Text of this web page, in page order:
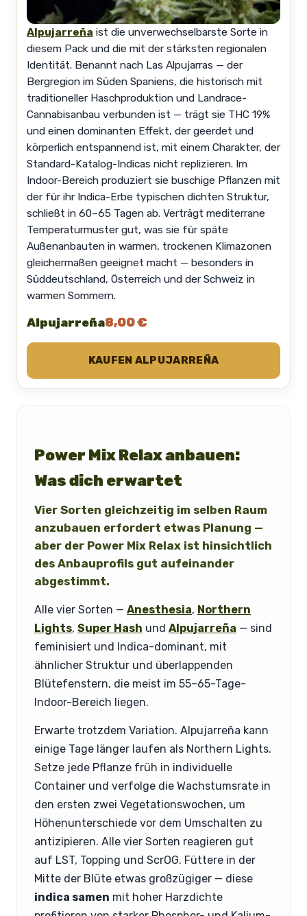
Alpujarreña ist die unverwechselbarste Sorte in
diesem Pack und die mit der stärksten regionalen
Identität. Benannt nach Las Alpujarras — der
Bergregion im Süden Spaniens, die historisch mit
traditioneller Haschproduktion und Landrace-
Cannabisanbau verbunden ist — trägt sie THC 19%
und einen dominanten Effekt, der geerdet und
körperlich entspannend ist, mit einem Charakter, der
Standard-Katalog-Indicas nicht replizieren. Im
Indoor-Bereich produziert sie buschige Pflanzen mit
der für ihr Indica-Erbe typischen dichten Struktur,
schließt in 60–65 Tagen ab. Verträgt mediterrane
Temperaturmuster gut, was sie für späte
Außenanbauten in warmen, trockenen Klimazonen
gleichermaßen geeignet macht — besonders in
Süddeutschland, Österreich und der Schweiz in
warmen Sommern.
Alpujarreña8,00 €
KAUFEN ALPUJARREÑA
Power Mix Relax anbauen:
Was dich erwartet
Vier Sorten gleichzeitig im selben Raum
anzubauen erfordert etwas Planung —
aber der Power Mix Relax ist hinsichtlich
des Anbauprofils gut aufeinander
abgestimmt.
Alle vier Sorten — Anesthesia, Northern
Lights, Super Hash und Alpujarreña — sind
feminisiert und Indica-dominant, mit
ähnlicher Struktur und überlappenden
Blütefenstern, die meist im 55–65-Tage-
Indoor-Bereich liegen.
Erwarte trotzdem Variation. Alpujarreña kann
einige Tage länger laufen als Northern Lights.
Setze jede Pflanze früh in individuelle
Container und verfolge die Wachstumsrate in
den ersten zwei Vegetationswochen, um
Höhenunterschiede vor dem Umschalten zu
antizipieren. Alle vier Sorten reagieren gut
auf LST, Topping und ScrOG. Füttere in der
Mitte der Blüte etwas großzügiger — diese
indica samen mit hoher Harzdichte